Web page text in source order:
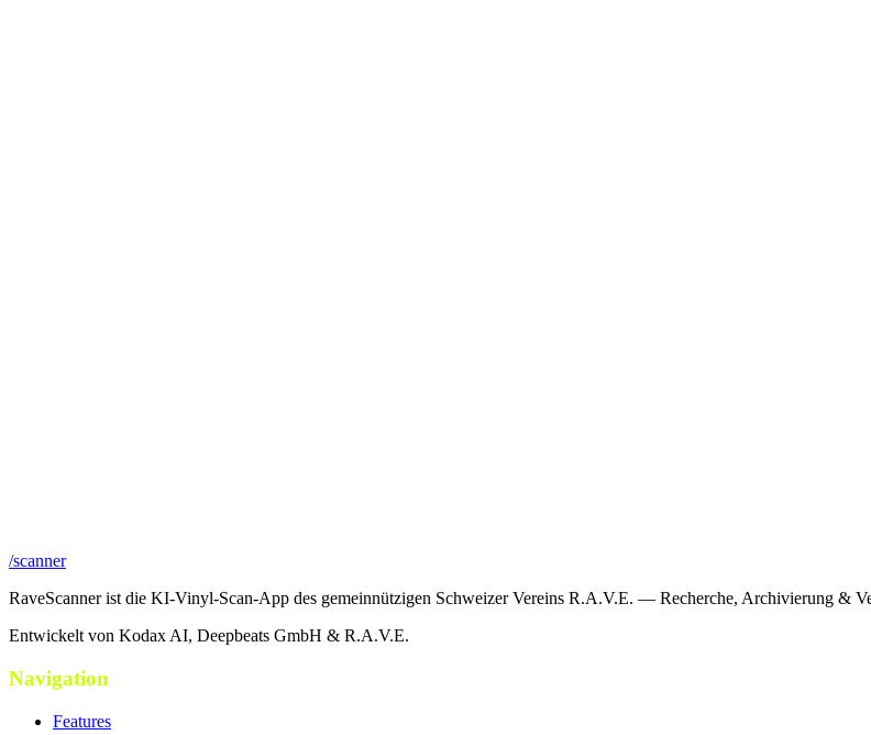
/scanner
RaveScanner ist die KI-Vinyl-Scan-App des gemeinnützigen Schweizer Vereins R.A.V.E. — Recherche, Archivierung &
Entwickelt von Kodax AI, Deepbeats GmbH & R.A.V.E.
Navigation
Features